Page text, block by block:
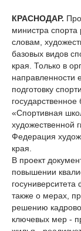
КРАСНОДАР.
министра
словам,
базовых видов
края. Только в
направленности
подготовку
«Спортивная
художественной
Федерация
края.
В проект
повышении
также о мерах,
решению
ключевых мер -